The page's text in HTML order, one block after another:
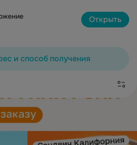
Открыть
и способ получения